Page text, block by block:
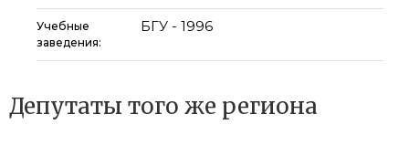
Учебные
заведения:
БГУ - 1996
Депутаты того же региона